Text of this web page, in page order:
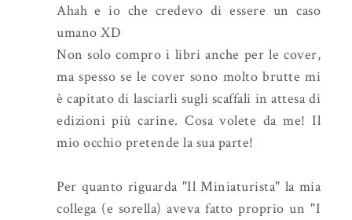
Ahah e io che credevo di essere un caso
umano XD
Non solo compro i libri anche per le cover,
ma spesso se le cover sono molto brutte mi
è capitato di lasciarli sugli scaffali in attesa di
edizioni più carine. Cosa volete da me! Il
mio occhio pretende la sua parte!
Per quanto riguarda "Il Miniaturista" la mia
collega (e sorella) aveva fatto proprio un "I